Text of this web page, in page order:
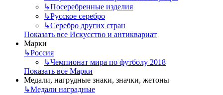
↳Посеребренные изделия
↳Русское серебро
↳Серебро других стран
Показать все Искусство и антиквариат
Марки
↳Россия
↳Чемпионат мира по футболу 2018
Показать все Марки
Медали, нагрудные знаки, значки, жетоны
↳Mедали наградные